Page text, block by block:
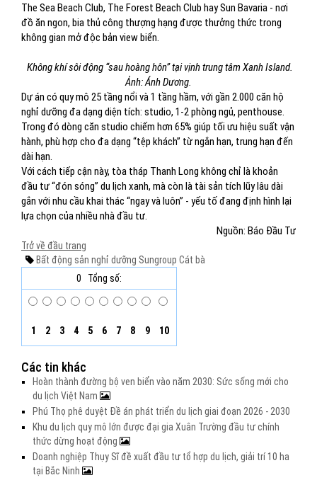
The Sea Beach Club, The Forest Beach Club hay Sun Bavaria - nơi
đồ ăn ngon, bia thủ công thượng hạng được thưởng thức trong
không gian mở độc bản view biển.
Không khí sôi động “sau hoàng hôn” tại vịnh trung tâm Xanh Island.
Ảnh: Ánh Dương.
Dự án có quy mô 25 tầng nổi và 1 tầng hầm, với gần 2.000 căn hộ
nghỉ dưỡng đa dạng diện tích: studio, 1-2 phòng ngủ, penthouse.
Trong đó dòng căn studio chiếm hơn 65% giúp tối ưu hiệu suất vận
hành, phù hợp cho đa dạng “tệp khách” từ ngắn hạn, trung hạn đến
dài hạn.
Với cách tiếp cận này, tòa tháp Thanh Long không chỉ là khoản
đầu tư “đón sóng” du lịch xanh, mà còn là tài sản tích lũy lâu dài
gắn với nhu cầu khai thác “ngay và luôn” - yếu tố đang định hình lại
lựa chọn của nhiều nhà đầu tư.
Nguồn: Báo Đầu Tư
Trở về đầu trang
Bất động sản nghỉ dưỡng Sungroup Cát bà
0
Tổng số:
1 2 3 4 5 6 7 8 9 10
Các tin khác
Hoàn thành đường bộ ven biển vào năm 2030: Sức sống mới cho
du lịch Việt Nam
Phú Thọ phê duyệt Đề án phát triển du lịch giai đoạn 2026 - 2030
Khu du lịch quy mô lớn được đại gia Xuân Trường đầu tư chính
thức dừng hoạt động
Doanh nghiệp Thụy Sĩ đề xuất đầu tư tổ hợp du lịch, giải trí 10 ha
tại Bắc Ninh